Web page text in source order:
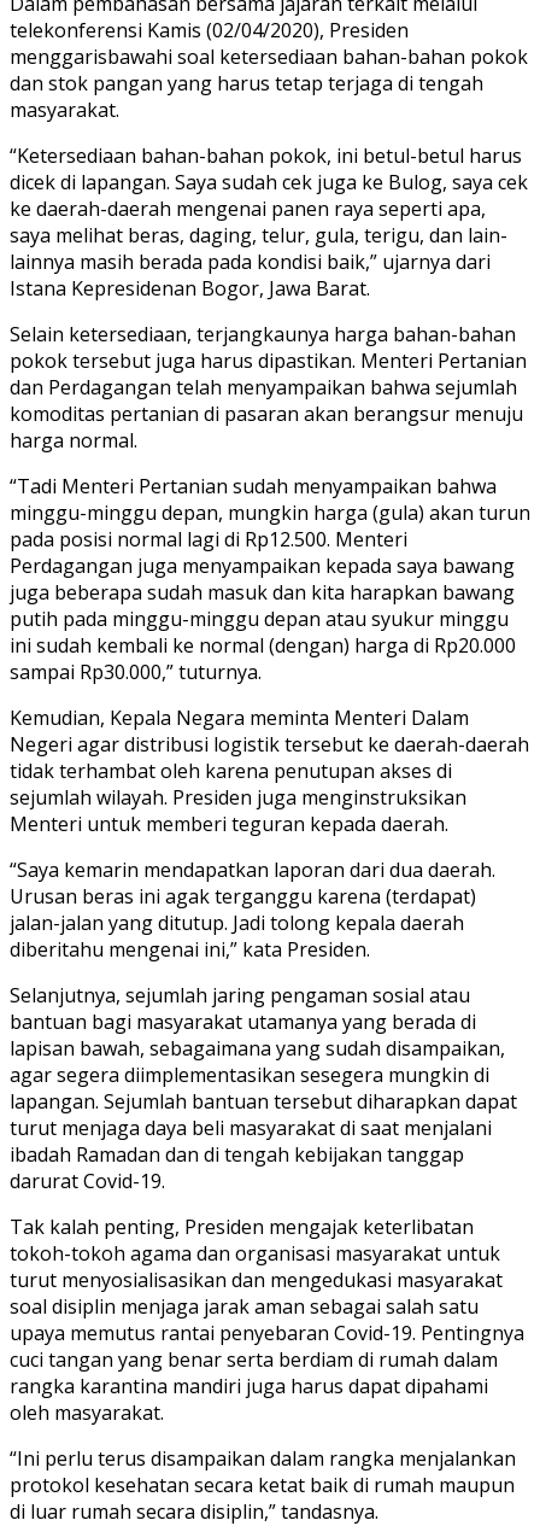
telekonferensi Kamis (02/04/2020), Presiden
menggarisbawahi soal ketersediaan bahan-bahan pokok
dan stok pangan yang harus tetap terjaga di tengah
masyarakat.
“Ketersediaan bahan-bahan pokok, ini betul-betul harus
dicek di lapangan. Saya sudah cek juga ke Bulog, saya cek
ke daerah-daerah mengenai panen raya seperti apa,
saya melihat beras, daging, telur, gula, terigu, dan lain-
lainnya masih berada pada kondisi baik,” ujarnya dari
Istana Kepresidenan Bogor, Jawa Barat.
Selain ketersediaan, terjangkaunya harga bahan-bahan
pokok tersebut juga harus dipastikan. Menteri Pertanian
dan Perdagangan telah menyampaikan bahwa sejumlah
komoditas pertanian di pasaran akan berangsur menuju
harga normal.
“Tadi Menteri Pertanian sudah menyampaikan bahwa
minggu-minggu depan, mungkin harga (gula) akan turun
pada posisi normal lagi di Rp12.500. Menteri
Perdagangan juga menyampaikan kepada saya bawang
juga beberapa sudah masuk dan kita harapkan bawang
putih pada minggu-minggu depan atau syukur minggu
ini sudah kembali ke normal (dengan) harga di Rp20.000
sampai Rp30.000,” tuturnya.
Kemudian, Kepala Negara meminta Menteri Dalam
Negeri agar distribusi logistik tersebut ke daerah-daerah
tidak terhambat oleh karena penutupan akses di
sejumlah wilayah. Presiden juga menginstruksikan
Menteri untuk memberi teguran kepada daerah.
“Saya kemarin mendapatkan laporan dari dua daerah.
Urusan beras ini agak terganggu karena (terdapat)
jalan-jalan yang ditutup. Jadi tolong kepala daerah
diberitahu mengenai ini,” kata Presiden.
Selanjutnya, sejumlah jaring pengaman sosial atau
bantuan bagi masyarakat utamanya yang berada di
lapisan bawah, sebagaimana yang sudah disampaikan,
agar segera diimplementasikan sesegera mungkin di
lapangan. Sejumlah bantuan tersebut diharapkan dapat
turut menjaga daya beli masyarakat di saat menjalani
ibadah Ramadan dan di tengah kebijakan tanggap
darurat Covid-19.
Tak kalah penting, Presiden mengajak keterlibatan
tokoh-tokoh agama dan organisasi masyarakat untuk
turut menyosialisasikan dan mengedukasi masyarakat
soal disiplin menjaga jarak aman sebagai salah satu
upaya memutus rantai penyebaran Covid-19. Pentingnya
cuci tangan yang benar serta berdiam di rumah dalam
rangka karantina mandiri juga harus dapat dipahami
oleh masyarakat.
“Ini perlu terus disampaikan dalam rangka menjalankan
protokol kesehatan secara ketat baik di rumah maupun
di luar rumah secara disiplin,” tandasnya.